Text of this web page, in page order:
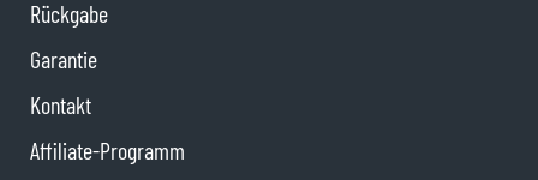
Rückgabe
Garantie
Kontakt
Affiliate-Programm